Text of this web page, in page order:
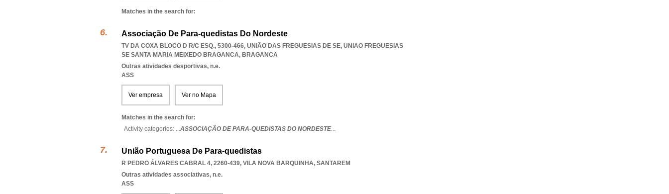
Matches in the search for:
Associação De Para-quedistas Do Nordeste
TV DA COXA BLOCO D R/C ESQ., 5300-466, UNIÃO DAS FREGUESIAS DE SE, UNIAO FREGUESIAS
SE SANTA MARIA MEIXEDO BRAGANCA, BRAGANCA
Outras atividades desportivas, n.e.
ASS
Ver empresa Ver no Mapa
Matches in the search for:
Activity categories: ...ASSOCIAÇÃO DE PARA-QUEDISTAS DO NORDESTE...
União Portuguesa De Para-quedistas
R PEDRO ÁLVARES CABRAL 4, 2260-439, VILA NOVA BARQUINHA, SANTAREM
Outras atividades associativas, n.e.
ASS